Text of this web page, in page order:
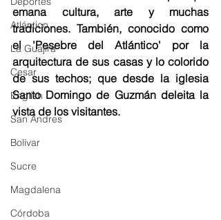
Atlántico
La Guajira
Cesar
English
San Andres
Bolívar
Sucre
Magdalena
Córdoba
emana cultura, arte y muchas
tradiciones. También, conocido como
el 'Pesebre del Atlántico' por la
arquitectura de sus casas y lo colorido
de sus techos; que desde la iglesia
Santo Domingo de Guzmán deleita la
vista de los visitantes.